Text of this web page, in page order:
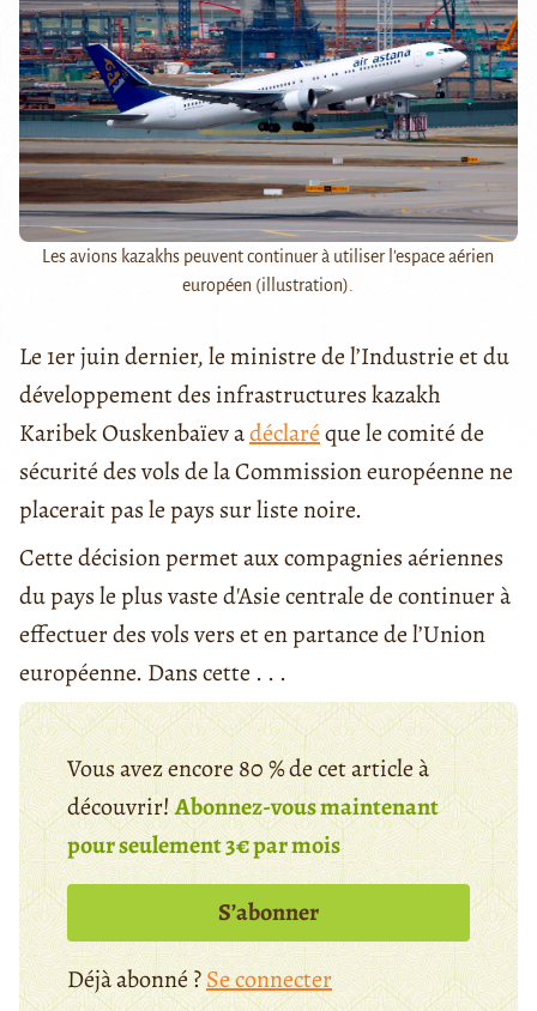
Les avions kazakhs peuvent continuer à utiliser l'espace aérien
européen (illustration).
Le 1er juin dernier, le ministre de l’Industrie et du
développement des infrastructures kazakh
Karibek Ouskenbaïev adéclaréque le comité de
sécurité des vols de la Commission européenne ne
placerait pas le pays sur liste noire.
Cette décision permet aux compagnies aériennes
du pays le plus vaste d'Asie centrale de continuer à
effectuer des vols vers et en partance de l’Union
européenne. Dans cette . . .
Vous avez encore 80 % de cet article à
découvrir!Abonnez-vous maintenant
pour seulement 3€ par mois
S’abonner
Déjà abonné ?Se connecter